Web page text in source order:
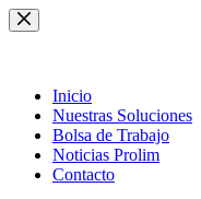
Saltar
al
Inicio
Nuestras Soluciones
Bolsa de Trabajo
Noticias Prolim
Contacto